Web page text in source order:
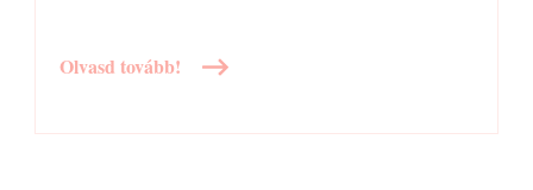
Olvasd tovább!